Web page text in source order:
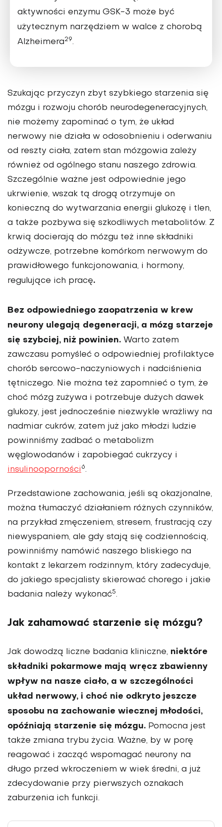
aktywności enzymu GSK-3 może być
użytecznym narzędziem w walce z chorobą
Alzheimera29.
Szukając przyczyn zbyt szybkiego starzenia się
mózgu i rozwoju chorób neurodegeneracyjnych,
nie możemy zapo­minać o tym, że układ
nerwowy nie działa w odosobnieniu i oderwaniu
od reszty ciała, zatem stan mózgowia zależy
również od ogólnego stanu naszego zdrowia.
Szczególnie ważne jest odpowiednie jego
ukrwienie, wszak tą drogą otrzymuje on
konieczną do wytwarzania energii glukozę i tlen,
a także pozbywa się szkodliwych metabolitów. Z
krwią docierają do mózgu też inne składniki
odżywcze, potrzebne komórkom nerwowym do
prawidłowego funk­cjonowania, i hormony,
regulujące ich pracę.
Bez odpo­wiedniego zaopatrzenia w krew
neurony ulegają degenera­cji, a mózg starzeje
się szybciej, niż powinien. Warto zatem
zawczasu pomyśleć o odpowiedniej profilaktyce
chorób sercowo-naczyniowych i nadciśnienia
tętniczego. Nie można też zapomnieć o tym, że
choć mózg zużywa i potrze­buje dużych dawek
glukozy, jest jednocześnie niezwykle wrażliwy na
nadmiar cukrów, zatem już jako młodzi ludzie
powinniśmy zadbać o metabolizm
węglowodanów i zapo­biegać cukrzycy i
insulinooporności 6.
Przedstawione zachowania, jeśli są okazjonalne,
można tłumaczyć działaniem różnych czynników,
na przykład zmęczeniem, stresem, frustracją czy
niewyspaniem, ale gdy stają się codziennością,
powinniśmy namówić naszego bliskiego na
kontakt z lekarzem rodzinnym, który zadecyduje,
do jakiego specjalisty skierować chorego i jakie
badania należy wykonać5.
Jak zahamować starzenie się mózgu?
Jak dowodzą liczne badania kliniczne, niektóre
składniki pokarmowe mają wręcz zbawienny
wpływ na nasze ciało, a w szczególności
układ nerwowy, i choć nie odkryto jeszcze
sposobu na zachowanie wiecznej młodości,
opóźniają starzenie się mózgu. Pomocna jest
także zmiana trybu życia. Ważne, by w porę
reagować i zacząć wspomagać neurony na
długo przed wkroczeniem w wiek średni, a już
zdecydowa­nie przy pierwszych oznakach
zaburzenia ich funkcji.